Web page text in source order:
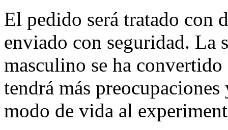
El pedido será tratado con
enviado con seguridad. La
masculino se ha
tendrá más
modo de vida al